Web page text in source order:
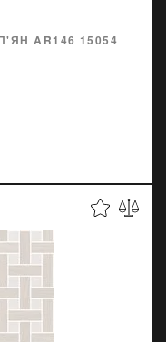
AR146 15054